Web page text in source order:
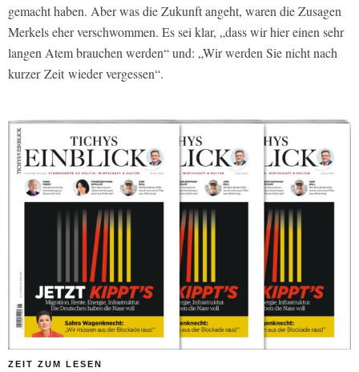
gemacht haben. Aber was die Zukunft angeht, waren die Zusagen
Merkels eher verschwommen. Es sei klar, „dass wir hier einen sehr
langen Atem brauchen werden“ und: „Wir werden Sie nicht nach
kurzer Zeit wieder vergessen“.
ZEIT ZUM LESEN